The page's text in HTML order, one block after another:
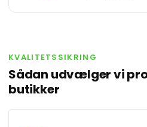
KVALITETSSIKRING
Sådan udvælger vi
butikker